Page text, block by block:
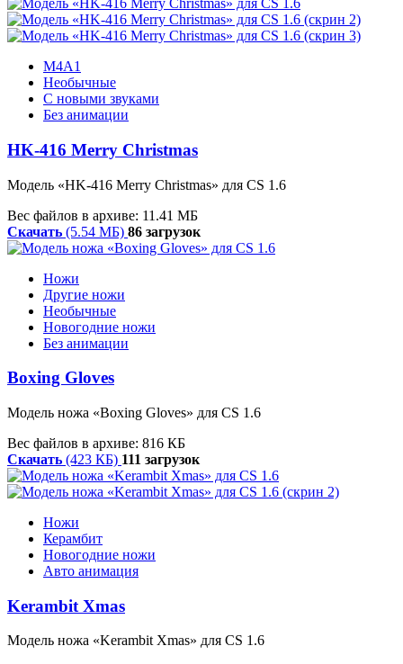
M4A1
Необычные
С новыми звуками
Без анимации
HK-416 Merry Christmas
Модель «HK-416 Merry Christmas» для CS 1.6
Вес файлов в архиве: 11.41 МБ
Скачать (5.54 МБ) 86 загрузок
Ножи
Другие ножи
Необычные
Новогодние ножи
Без анимации
Boxing Gloves
Модель ножа «Boxing Gloves» для CS 1.6
Вес файлов в архиве: 816 КБ
Скачать (423 КБ) 111 загрузок
Ножи
Керамбит
Новогодние ножи
Авто анимация
Kerambit Xmas
Модель ножа «Kerambit Xmas» для CS 1.6